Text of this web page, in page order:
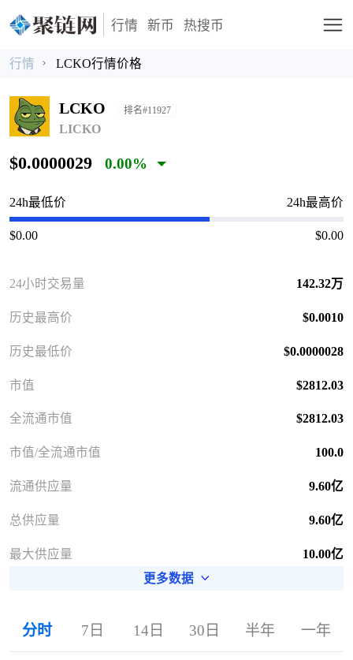
行情 新币 热搜币
行情 LCKO行情价格
LCKO 排名#11927
LICKO
$0.0000029 0.00%
24h最低价 24h最高价
$0.00 $0.00
24小时交易量 142.32万
历史最高价 $0.0010
历史最低价 $0.0000028
市值 $2812.03
全流通市值 $2812.03
市值/全流通市值 100.0
流通供应量 9.60亿
总供应量 9.60亿
最大供应量
10.00亿
更多数据
分时 7日 14日 30日 半年 一年